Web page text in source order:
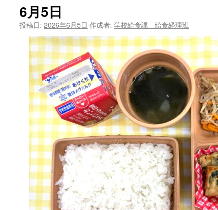
ツ
へ
6月5日
投稿日: 2026年6月5日 作成者: 学校給食課 給食経理班